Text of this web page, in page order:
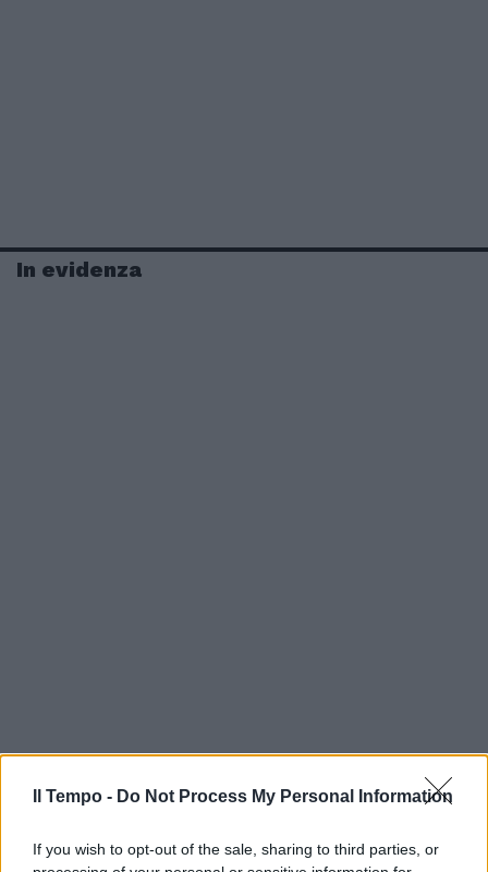
Il Tempo - Do Not Process My Personal Information
If you wish to opt-out of the sale, sharing to third parties, or
In evidenza